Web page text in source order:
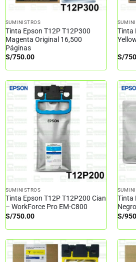
SUMINISTROS
Tinta Epson T12P T12P300
Magenta Original 16,500
Páginas
S/750.00
Tinta
S/
SUMINISTROS
Tinta Epson T12P T12P200 Cian
– WorkForce Pro EM-C800
S/750.00
Tinta
S/